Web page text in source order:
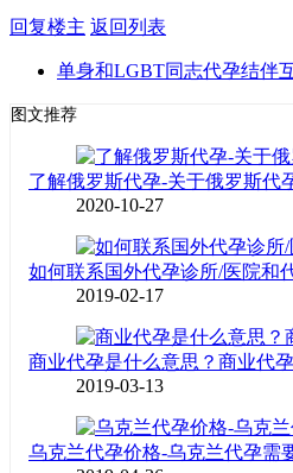
回复楼主 返回列表
单身和LGBT同志代孕结伴
图文推荐
了解俄罗斯代孕-关于俄罗斯代
2020-10-27
如何联系国外代孕诊所/医院和
2019-02-17
商业代孕是什么意思？商业代
2019-03-13
乌克兰代孕价格-乌克兰代孕需